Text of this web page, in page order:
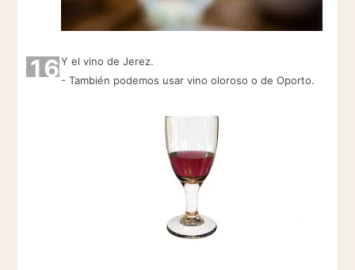
16Y el vino de Jerez.
- También podemos usar vino oloroso o de Oporto.